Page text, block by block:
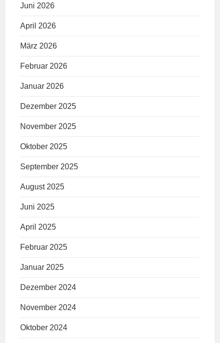
Juni 2026
April 2026
März 2026
Februar 2026
Januar 2026
Dezember 2025
November 2025
Oktober 2025
September 2025
August 2025
Juni 2025
April 2025
Februar 2025
Januar 2025
Dezember 2024
November 2024
Oktober 2024